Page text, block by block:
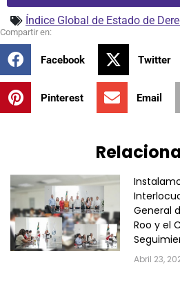
Índice Global de Estado de
Facebook Twitter
Pinterest Email
General
Roo y el
Abril 23,